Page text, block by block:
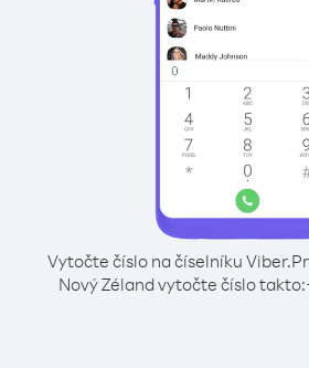
Vytočte číslo na číselníku Viber.
Nový Zéland vytočte číslo takto: